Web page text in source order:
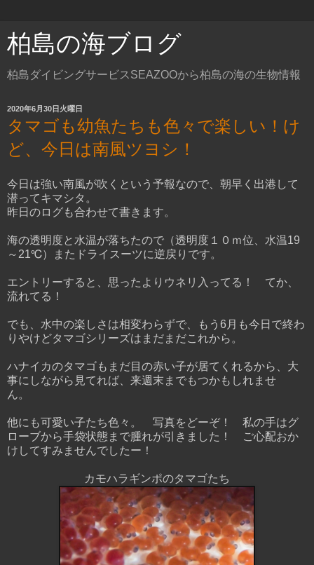
柏島の海ブログ
柏島ダイビングサービスSEAZOOから柏島の海の生物情報
2020年6月30日火曜日
タマゴも幼魚たちも色々で楽しい！け
ど、今日は南風ツヨシ！
今日は強い南風が吹くという予報なので、朝早く出港して
潜ってキマシタ。
昨日のログも合わせて書きます。
海の透明度と水温が落ちたので（透明度１０ｍ位、水温19
～21℃）またドライスーツに逆戻りです。
エントリーすると、思ったよりウネリ入ってる！ てか、
流れてる！
でも、水中の楽しさは相変わらずで、もう6月も今日で終わ
りやけどタマゴシリーズはまだまだこれから。
ハナイカのタマゴもまだ目の赤い子が居てくれるから、大
事にしながら見てれば、来週末までもつかもしれませ
ん。
他にも可愛い子たち色々。 写真をどーぞ！ 私の手はグ
ローブから手袋状態まで腫れが引きました！ ご心配おか
けしてすみませんでしたー！
カモハラギンポのタマゴたち